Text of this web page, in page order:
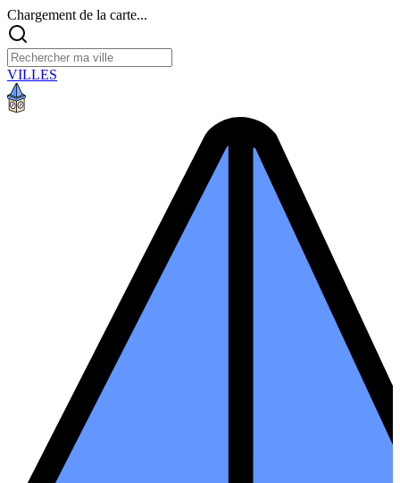
Chargement de la carte...
VILLES